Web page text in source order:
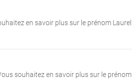
en savoir plus sur le prénom Laurel
souhaitez en savoir plus sur le prénom